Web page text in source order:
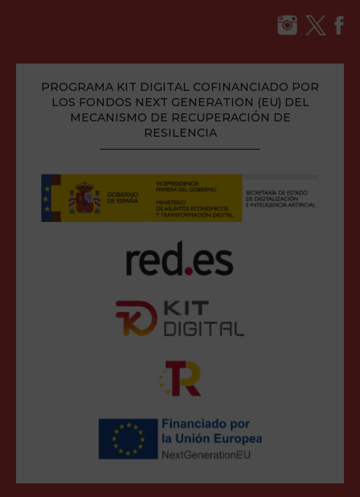
PROGRAMA KIT DIGITAL COFINANCIADO POR
LOS FONDOS NEXT GENERATION (EU) DEL
MECANISMO DE RECUPERACIÓN DE
RESILENCIA